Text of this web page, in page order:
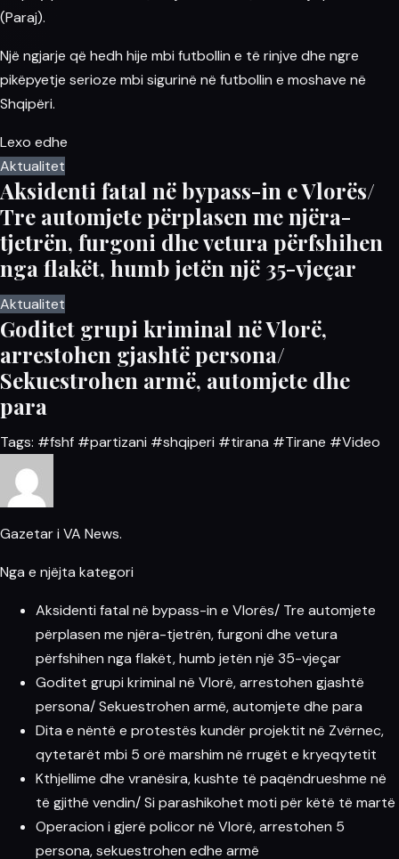
(Paraj).
Një ngjarje që hedh hije mbi futbollin e të rinjve dhe ngre
pikëpyetje serioze mbi sigurinë në futbollin e moshave në
Shqipëri.
Lexo edhe
Aktualitet
Aksidenti fatal në bypass-in e Vlorës/
Tre automjete përplasen me njëra-
tjetrën, furgoni dhe vetura përfshihen
nga flakët, humb jetën një 35-vjeçar
Aktualitet
Goditet grupi kriminal në Vlorë,
arrestohen gjashtë persona/
Sekuestrohen armë, automjete dhe
para
Tags: #fshf #partizani #shqiperi #tirana #Tirane #Video
Gazetar i VA News.
Nga e njëjta kategori
Aksidenti fatal në bypass-in e Vlorës/ Tre automjete
përplasen me njëra-tjetrën, furgoni dhe vetura
përfshihen nga flakët, humb jetën një 35-vjeçar
Goditet grupi kriminal në Vlorë, arrestohen gjashtë
persona/ Sekuestrohen armë, automjete dhe para
Dita e nëntë e protestës kundër projektit në Zvërnec,
qytetarët mbi 5 orë marshim në rrugët e kryeqytetit
Kthjellime dhe vranësira, kushte të paqëndrueshme në
të gjithë vendin/ Si parashikohet moti për këtë të martë
Operacion i gjerë policor në Vlorë, arrestohen 5
persona, sekuestrohen edhe armë